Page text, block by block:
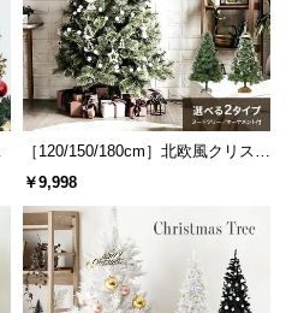
［120/150/180cm］北欧風クリスマ
スツリー オーナメントセット
￥9,998